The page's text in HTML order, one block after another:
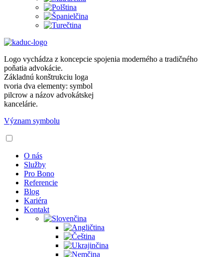
Logo vychádza z koncepcie spojenia moderného a tradičného
poňatia advokácie.
Základnú konštrukciu loga
tvoria dva elementy: symbol
pilcrow a názov advokátskej
kancelárie.
Význam symbolu
O nás
Služby
Pro Bono
Referencie
Blog
Kariéra
Kontakt